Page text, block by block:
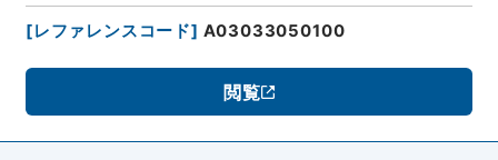
[レファレンスコード] A03033050100
閲覧